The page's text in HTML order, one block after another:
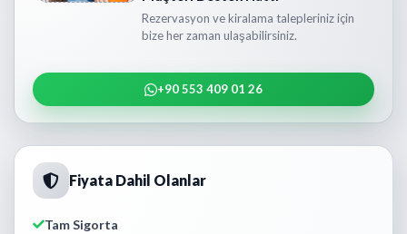
Rezervasyon ve kiralama talepleriniz için
bize her zaman ulaşabilirsiniz.
+90 553 409 01 26
Fiyata Dahil Olanlar
Tam Sigorta